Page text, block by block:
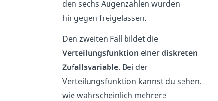
den sechs Augenzahlen wurden
hingegen freigelassen.
Den zweiten Fall bildet die
Verteilungsfunktion einerdiskreten
Zufallsvariable. Bei der
Verteilungsfunktion kannst du sehen,
wie wahrscheinlich mehrere